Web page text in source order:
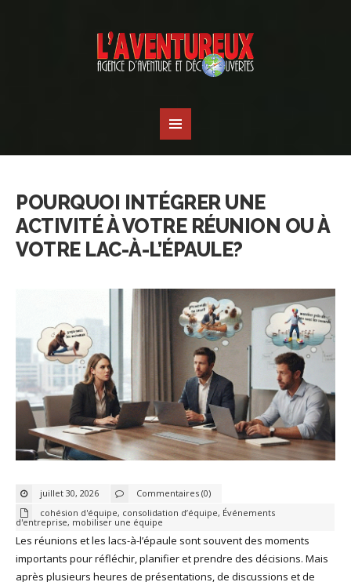
POURQUOI INTÉGRER UNE
ACTIVITÉ À VOTRE RÉUNION OU À
VOTRE LAC-À-L’ÉPAULE?
juillet 30, 2026
Commentaires (0)
cohésion d'équipe, consolidation d’équipe, Événements
d'entreprise, mobiliser une équipe
Les réunions et les lacs-à-l’épaule sont souvent des moments
importants pour réfléchir, planifier et prendre des décisions. Mais
après plusieurs heures de présentations, de discussions et de